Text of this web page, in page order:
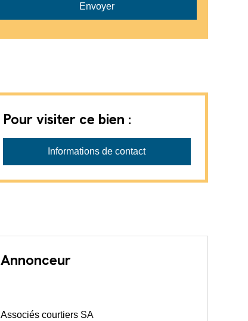
Envoyer
Pour visiter ce bien :
Informations de contact
Annonceur
Associés courtiers SA